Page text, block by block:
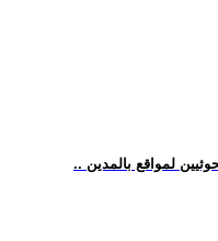
لمواقع بالمدين